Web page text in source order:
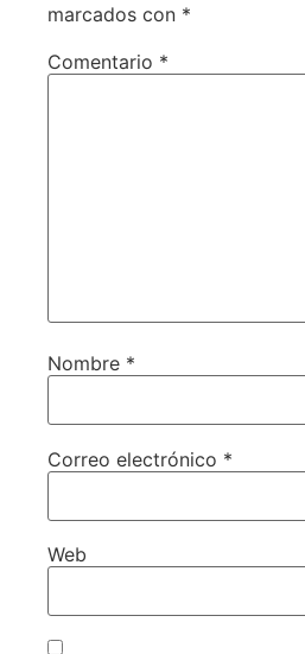
marcados con *
Comentario *
Nombre *
Correo electrónico *
Web